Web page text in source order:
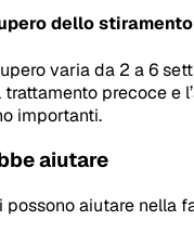
dello
varia da 2 a 6
precoce e
importanti.
aiutare
aiutare nella